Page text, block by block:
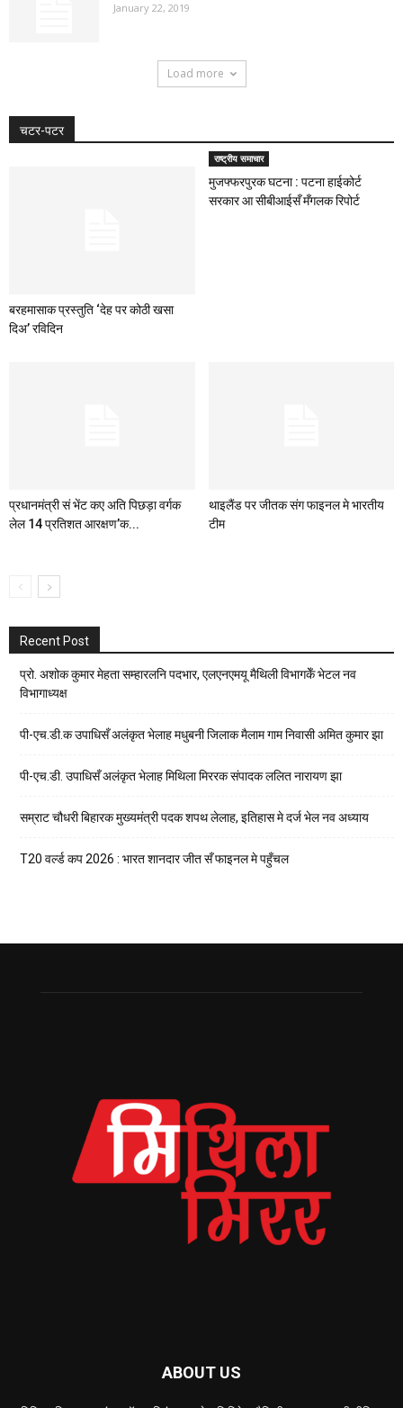
January 22, 2019
Load more
चटर-पटर
बरहमासाक प्रस्तुति ‘देह पर कोठी खसा
दिअ’ रविदिन
राष्ट्रीय समाचार
मुजफ्फरपुरक घटना : पटना हाईकोर्ट
सरकार आ सीबीआईसँ मँगलक रिपोर्ट
प्रधानमंत्री सं भेंट कए अति पिछड़ा वर्गक
लेल 14 प्रतिशत आरक्षण’क...
थाइलैंड पर जीतक संग फाइनल मे भारतीय
टीम
Recent Post
प्रो. अशोक कुमार मेहता सम्हारलनि पदभार, एलएनएमयू मैथिली विभागकेँ भेटल नव
विभागाध्यक्ष
पी-एच.डी.क उपाधिसँ अलंकृत भेलाह मधुबनी जिलाक मैलाम गाम निवासी अमित कुमार झा
पी-एच.डी. उपाधिसँ अलंकृत भेलाह मिथिला मिररक संपादक ललित नारायण झा
सम्राट चौधरी बिहारक मुख्यमंत्री पदक शपथ लेलाह, इतिहास मे दर्ज भेल नव अध्याय
T20 वर्ल्ड कप 2026 : भारत शानदार जीत सँ फाइनल मे पहुँचल
ABOUT US